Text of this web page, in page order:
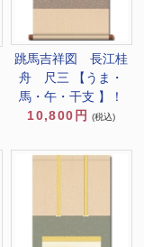
跳馬吉祥図 長江桂
舟 尺三 【うま・
馬・午・干支 】！
10,800円
(税込)